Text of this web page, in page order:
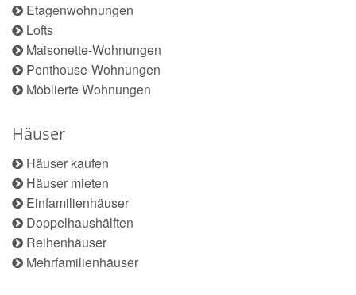
Etagenwohnungen
Lofts
Maisonette-Wohnungen
Penthouse-Wohnungen
Möblierte Wohnungen
Häuser
Häuser kaufen
Häuser mieten
Einfamilienhäuser
Doppelhaushälften
Reihenhäuser
Mehrfamilienhäuser